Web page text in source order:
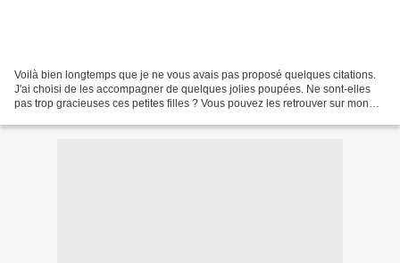
Voilà bien longtemps que je ne vous avais pas proposé quelques citations.
J'ai choisi de les accompagner de quelques jolies poupées. Ne sont-elles
pas trop gracieuses ces petites filles ? Vous pouvez les retrouver sur mon